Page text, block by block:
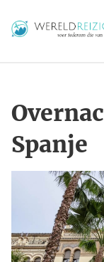
Spanje